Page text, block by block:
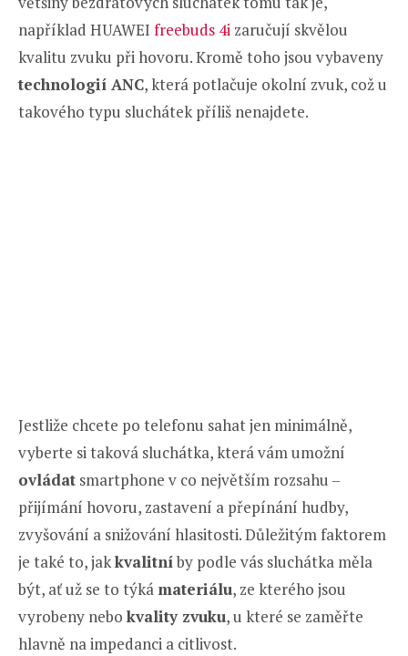
například HUAWEI freebuds 4i zaručují skvělou
kvalitu zvuku při hovoru. Kromě toho jsou vybaveny
technologií ANC, která potlačuje okolní zvuk, což u
takového typu sluchátek příliš nenajdete.
Jestliže chcete po telefonu sahat jen minimálně,
vyberte si taková sluchátka, která vám umožní
ovládat smartphone v co největším rozsahu –
přijímání hovoru, zastavení a přepínání hudby,
zvyšování a snižování hlasitosti. Důležitým faktorem
je také to, jakkvalitníby podle vás sluchátka měla
být, ať už se to týká materiálu, ze kterého jsou
vyrobeny nebo kvality zvuku, u které se zaměřte
hlavně na impedanci a citlivost.